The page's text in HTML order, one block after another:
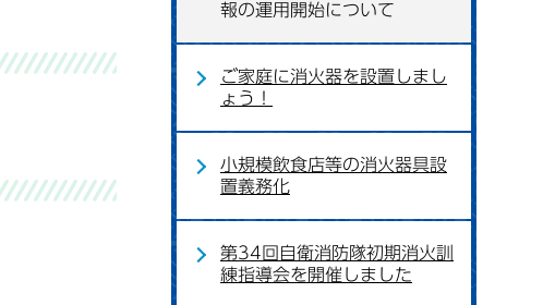
報の運用開始について
ご家庭に消火器を設置しまし
ょう！
小規模飲食店等の消火器具設
置義務化
第34回自衛消防隊初期消火訓
練指導会を開催しました